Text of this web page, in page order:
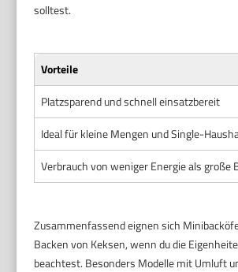
solltest.
Vorteile
Platzsparend und schnell einsatzbereit
Ideal für kleine Mengen und Single-
Verbrauch von weniger Energie als große
Zusammenfassend eignen sich
Backen von Keksen, wenn du die
beachtest. Besonders Modelle mit Umluft